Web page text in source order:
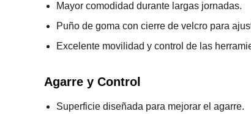
Mayor comodidad durante largas jornadas.
Puño de goma con cierre de velcro para
Excelente movilidad y control de las
Agarre y Control
Superficie diseñada para mejorar el agarre.